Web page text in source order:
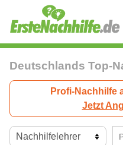
Deutschlands Top-
Profi-Nachhilfe
Jetzt